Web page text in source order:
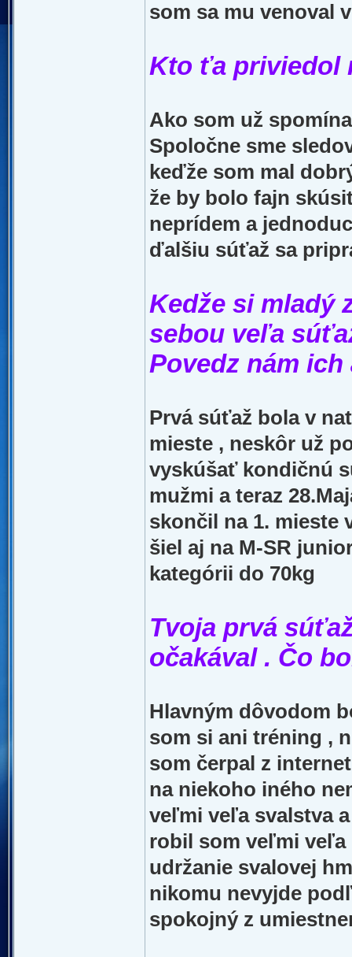
som sa mu venoval
Kto ťa priviedol
Ako som už
Spoločne sme
keďže som mal
že by bolo fajn
neprídem a
ďalšiu súťaž sa
Kedže si mladý
sebou veľa
Povedz nám
Prvá súťaž bola v
mieste , neskôr už
vyskúšať kondičnú
mužmi a teraz
skončil na 1. mieste
šiel aj na M-SR
kategórii do 70kg
Tvoja prvá
očakával . Čo
Hlavným dôvodom
som si ani tréning ,
som čerpal z
na niekoho iného
veľmi veľa svalstva
robil som veľmi veľa
udržanie svalovej
nikomu nevyjde
spokojný z